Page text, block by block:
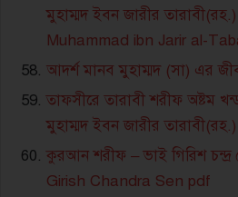
মুহাম্মদ ইবন জারীর
Muhammad ibn Jarir al-
আদর্শ মানব মুহাম্মদ (সা) এর
তাফসীরে তারাবী শরীফ অষ্টম
মুহাম্মদ ইবন জারীর তারাবী(রহ.)
কুরআন শরীফ – ভাই গিরিশ
Girish Chandra Sen pdf